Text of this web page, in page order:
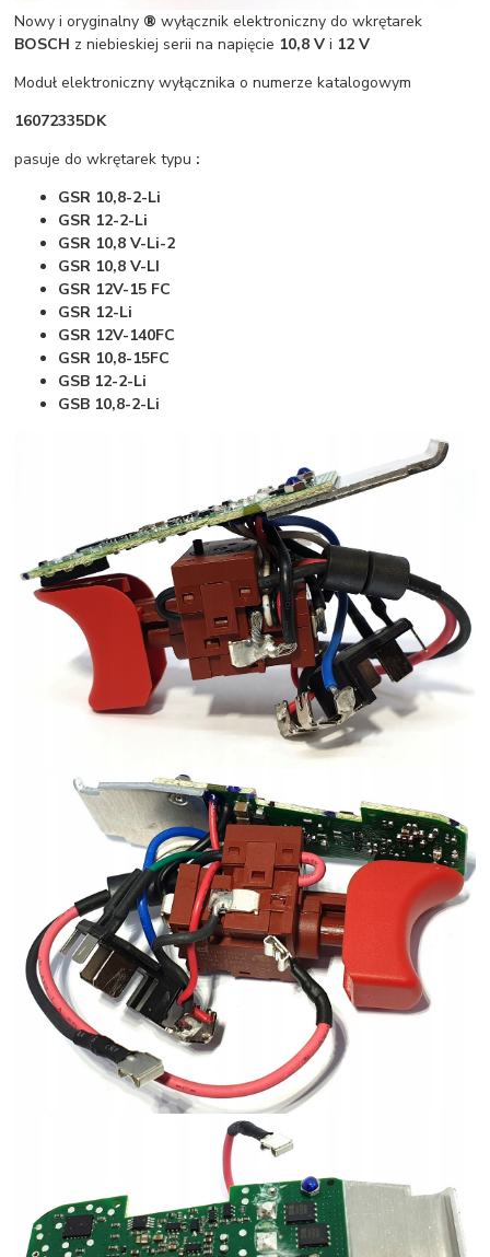
Nowy i oryginalny ® wyłącznik elektroniczny do wkrętarek
BOSCH z niebieskiej serii na napięcie 10,8 V i 12 V
Moduł elektroniczny wyłącznika o numerze katalogowym
16072335DK
pasuje do wkrętarek typu :
GSR 10,8-2-Li
GSR 12-2-Li
GSR 10,8 V-Li-2
GSR 10,8 V-LI
GSR 12V-15 FC
GSR 12-Li
GSR 12V-140FC
GSR 10,8-15FC
GSB 12-2-Li
GSB 10,8-2-Li